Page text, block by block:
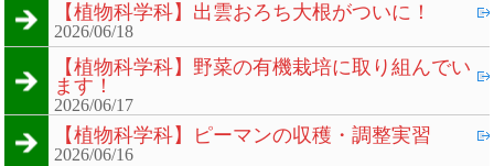
【植物科学科】出雲おろち大根がついに！
2026/06/18
【植物科学科】野菜の有機栽培に取り組んでい
ます！
2026/06/17
【植物科学科】ピーマンの収穫・調整実習
2026/06/16